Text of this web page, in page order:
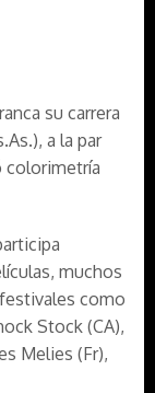
su carrera
a la par
colorimetría
muchos
como
Stock (CA),
Melies (Fr),